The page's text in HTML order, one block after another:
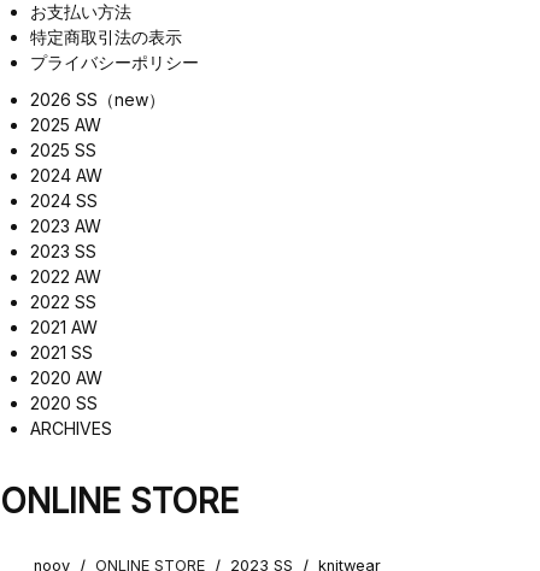
お支払い方法
特定商取引法の表示
プライバシーポリシー
2026 SS（new）
2025 AW
2025 SS
2024 AW
2024 SS
2023 AW
2023 SS
2022 AW
2022 SS
2021 AW
2021 SS
2020 AW
2020 SS
ARCHIVES
ONLINE STORE
nooy / ONLINE STORE / 2023 SS / knitwear